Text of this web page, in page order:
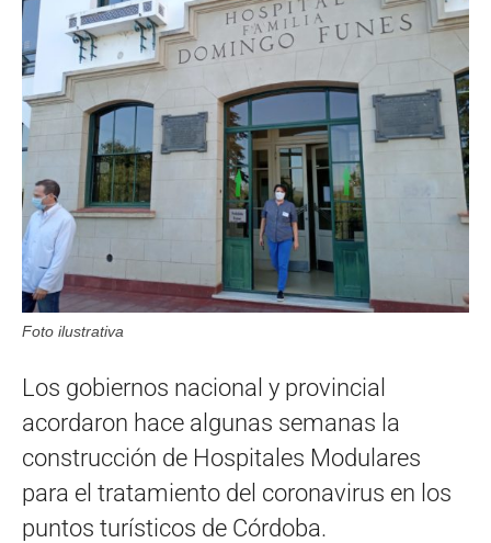
Foto ilustrativa
Los gobiernos nacional y provincial
acordaron hace algunas semanas la
construcción de Hospitales Modulares
para el tratamiento del coronavirus en los
puntos turísticos de Córdoba.